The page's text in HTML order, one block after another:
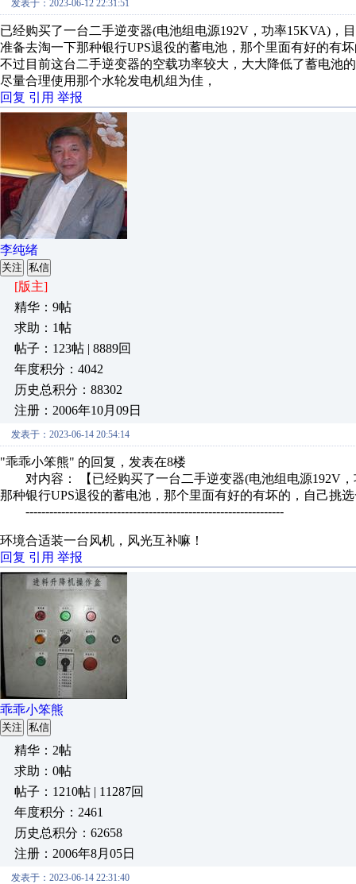
发表于：2023-06-12 22:31:51
已经购买了一台二手逆变器(电池组电源192V，功率15KVA)，
准备去淘一下那种银行UPS退役的蓄电池，那个里面有好的有
不过目前这台二手逆变器的空载功率较大，大大降低了蓄电池
尽量合理使用那个水轮发电机组为佳，
回复 引用 举报
李纯绪
关注 私信
[版主]
精华：9帖
求助：1帖
帖子：123帖 | 8889回
年度积分：4042
历史总积分：88302
注册：2006年10月09日
发表于：2023-06-14 20:54:14
"乖乖小笨熊" 的回复，发表在8楼
对内容： 【已经购买了一台二手逆变器(电池组电源192V，
那种银行UPS退役的蓄电池，那个里面有好的有坏的，自己挑
-----------------------------------------------------------------
环境合适装一台风机，风光互补嘛！
回复 引用 举报
乖乖小笨熊
关注 私信
精华：2帖
求助：0帖
帖子：1210帖 | 11287回
年度积分：2461
历史总积分：62658
注册：2006年8月05日
发表于：2023-06-14 22:31:40